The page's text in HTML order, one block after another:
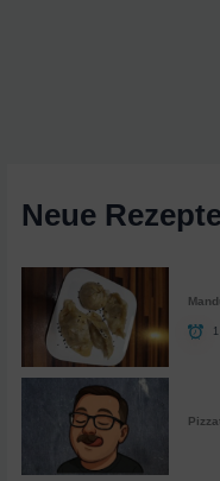
Neue